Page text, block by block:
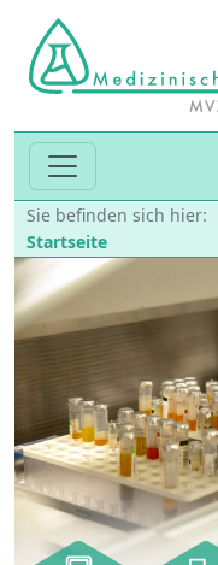
Sie befinden sich hier:
Startseite